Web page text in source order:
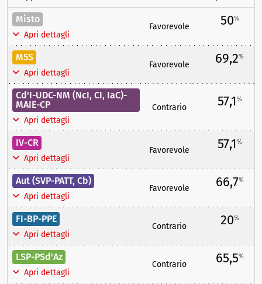
Misto
Apri dettagli
Favorevole 50%
M5S
Apri dettagli
Favorevole 69,2%
Cd'I-UDC-NM (NcI, CI, IaC)-
MAIE-CP
Apri dettagli
Contrario 57,1%
IV-CR
Apri dettagli
Favorevole 57,1%
Aut (SVP-PATT, Cb)
Apri dettagli
Favorevole 66,7%
FI-BP-PPE
Apri dettagli
Contrario 20%
LSP-PSd'Az
Apri dettagli
Contrario 65,5%